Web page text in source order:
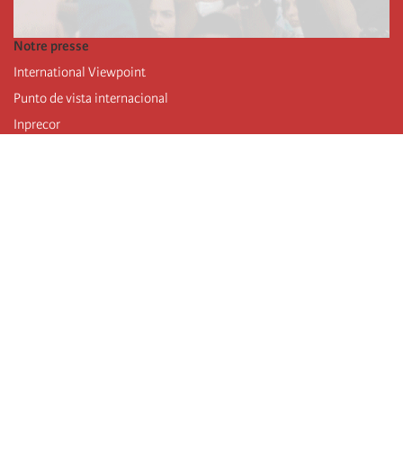
Notre presse
International Viewpoint
Punto de vista internacional
Inprecor